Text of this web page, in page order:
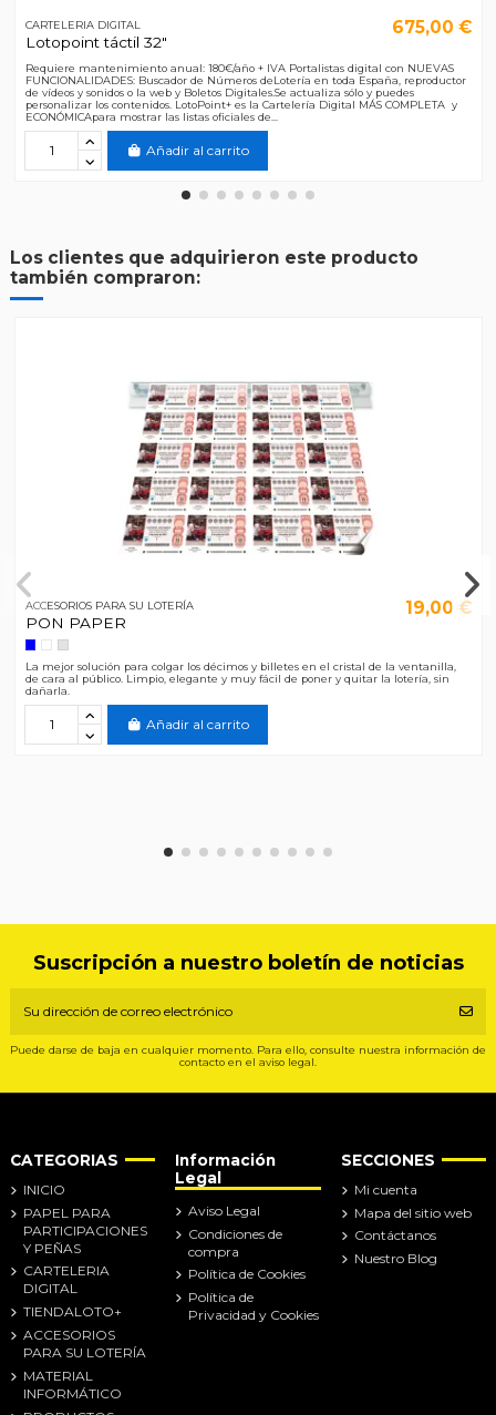
CARTELERIA DIGITAL
Lotopoint táctil 32"
675,00 €
Requiere mantenimiento anual: 180€/año + IVA Portalistas digital con NUEVAS
FUNCIONALIDADES: Buscador de Números deLotería en toda España, reproductor
de vídeos y sonidos o la web y Boletos Digitales.Se actualiza sólo y puedes
personalizar los contenidos. LotoPoint+ es la Cartelería Digital MÁS COMPLETA y
ECONÓMICApara mostrar las listas oficiales de...
Añadir al carrito
Los clientes que adquirieron este producto
también compraron:
ACCESORIOS PARA SU LOTERÍA
PON PAPER
19,00 €
La mejor solución para colgar los décimos y billetes en el cristal de la ventanilla,
de cara al público. Limpio, elegante y muy fácil de poner y quitar la lotería, sin
dañarla.
Añadir al carrito
Suscripción a nuestro boletín de noticias
Puede darse de baja en cualquier momento. Para ello, consulte nuestra información de
contacto en el aviso legal.
CATEGORIAS
INICIO
PAPEL PARA
PARTICIPACIONES
Y PEÑAS
CARTELERIA
DIGITAL
TIENDALOTO+
ACCESORIOS
PARA SU LOTERÍA
MATERIAL
INFORMÁTICO
Información
Legal
Aviso Legal
Condiciones de
compra
Política de Cookies
Política de
Privacidad y Cookies
SECCIONES
Mi cuenta
Mapa del sitio web
Contáctanos
Nuestro Blog